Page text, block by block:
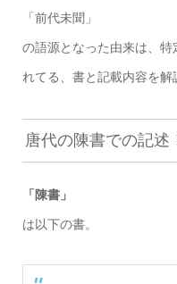
「前代未聞」
の語源となった由来は、
れてる、書と記載内容を解
唐代の陳書での記述
「陳書」
は以下の書。